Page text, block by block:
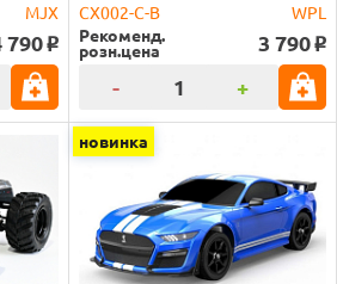
MJX
790 o
CX002-C-B
WPL
Рекоменд.
розн.цена 3 790 o
- +
новинка